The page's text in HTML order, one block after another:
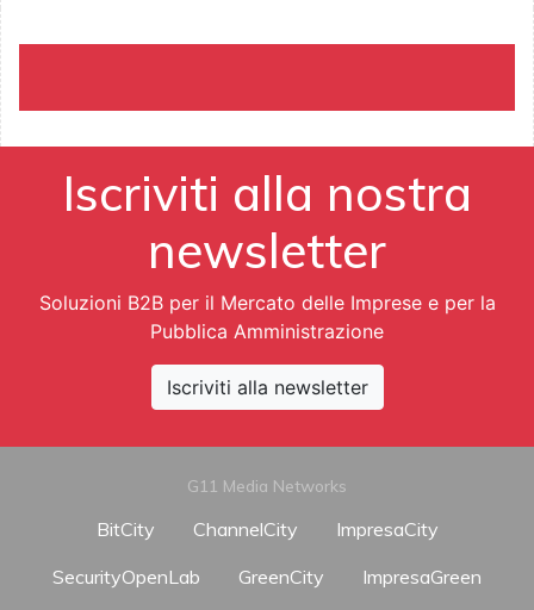
Iscriviti alla nostra
newsletter
Soluzioni B2B per il Mercato delle Imprese e per la
Pubblica Amministrazione
Iscriviti alla newsletter
G11 Media Networks
BitCity ChannelCity
ImpresaCity
SecurityOpenLab
GreenCity
ImpresaGreen